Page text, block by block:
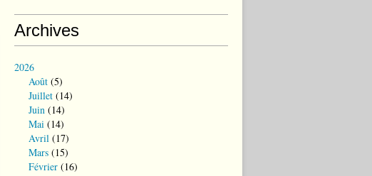
Archives
2026
Août (5)
Juillet (14)
Juin (14)
Mai (14)
Avril (17)
Mars (15)
Février (16)